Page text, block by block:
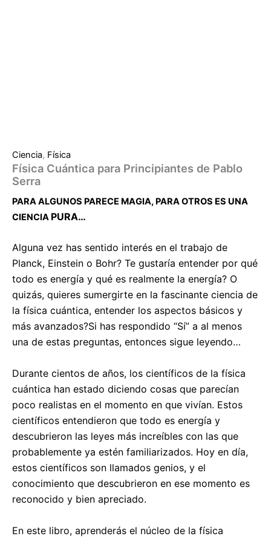
Ciencia, Física
Física Cuántica para Principiantes de Pablo
Serra
PARA ALGUNOS PARECE MAGIA, PARA OTROS ES UNA
CIENCIA PURA…
Alguna vez has sentido interés en el trabajo de
Planck, Einstein o Bohr? Te gustaría entender por qué
todo es energía y qué es realmente la energía? O
quizás, quieres sumergirte en la fascinante ciencia de
la física cuántica, entender los aspectos básicos y
más avanzados?Si has respondido “Sí” a al menos
una de estas preguntas, entonces sigue leyendo…
Durante cientos de años, los científicos de la física
cuántica han estado diciendo cosas que parecían
poco realistas en el momento en que vivían. Estos
científicos entendieron que todo es energía y
descubrieron las leyes más increíbles con las que
probablemente ya estén familiarizados. Hoy en día,
estos científicos son llamados genios, y el
conocimiento que descubrieron en ese momento es
reconocido y bien apreciado.
En este libro, aprenderás el núcleo de la física